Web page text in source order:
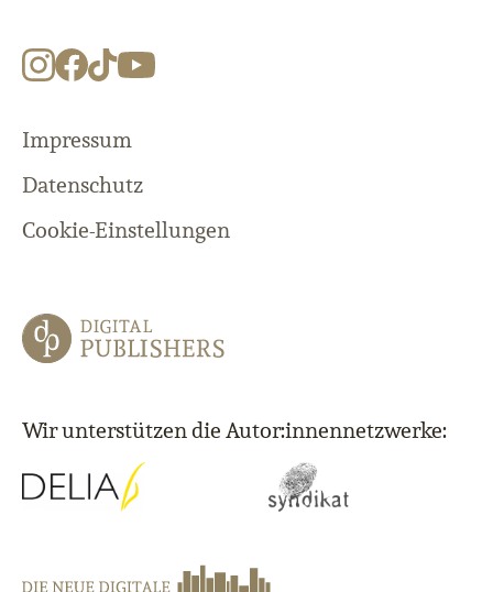
Impressum
Datenschutz
Cookie-Einstellungen
Wir unterstützen die Autor:innennetzwerke: